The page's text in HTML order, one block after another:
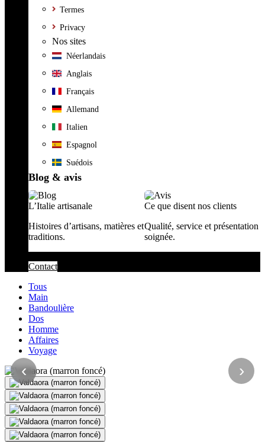
Termes
Privacy
Nos sites
Néerlandais
Anglais
Français
Allemand
Italien
Espagnol
Suédois
Blog & avis
L’Italie artisanale
Histoires d’artisans, matières et
traditions.
Ce que disent nos clients
Qualité, service et présentation
soignée.
Contact
Tous
Main
Bandoulière
Dos
Homme
Affaires
Voyage
‹ ›